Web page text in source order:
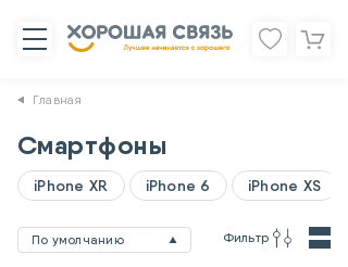
Главная
Смартфоны
iPhone XR iPhone 6 iPhone XS
По умолчанию Фильтр